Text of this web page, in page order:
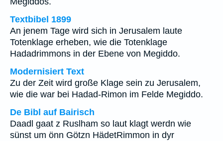
Textbibel 1899
An jenem Tage wird sich in Jerusalem laute
Totenklage erheben, wie die Totenklage
Hadadrimmons in der Ebene von Megiddo.
Modernisiert Text
Zu der Zeit wird große Klage sein zu Jerusalem,
wie die war bei Hadad-Rimon im Felde Megiddo.
De Bibl auf Bairisch
Daadl gaat z Ruslham so laut klagt werdn wie
sünst um önn Götzn HädetRimmon in dyr